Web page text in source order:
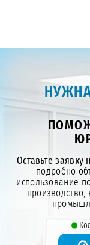
Оставьте заявку
подробно
использование
производство,